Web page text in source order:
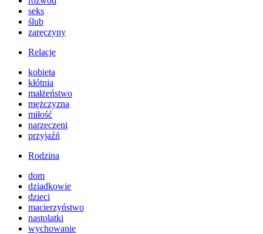
seks
ślub
zaręczyny
Relacje
kobieta
kłótnia
małżeństwo
mężczyzna
miłość
narzeczeni
przyjaźń
Rodzina
dom
dziadkowie
dzieci
macierzyństwo
nastolatki
wychowanie